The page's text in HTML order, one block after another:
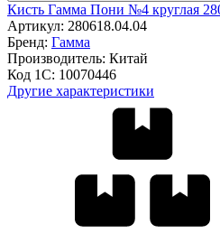
Кисть Гамма Пони №4 круглая
Артикул: 280618.04.04
Бренд: Гамма
Производитель: Китай
Код 1С: 10070446
Другие характеристики